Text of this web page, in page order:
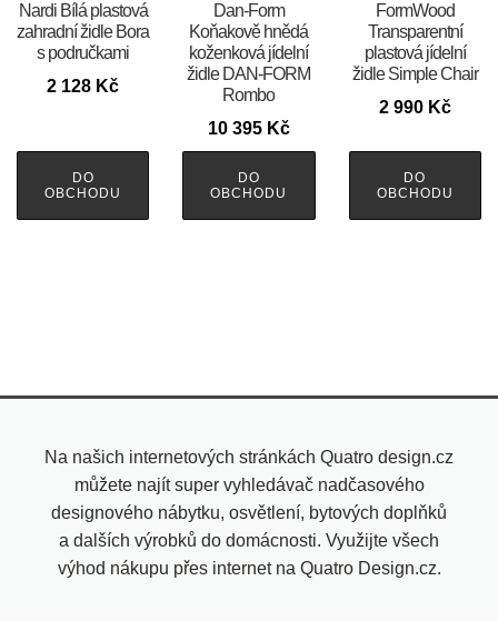
Nardi Bílá plastová
zahradní židle Bora
s područkami
2 128 Kč
DO
OBCHODU
​​​​​Dan-Form
Koňakově hnědá
koženková jídelní
židle DAN-FORM
Rombo
10 395 Kč
DO
OBCHODU
FormWood
Transparentní
plastová jídelní
židle Simple Chair
2 990 Kč
DO
OBCHODU
Na našich internetových stránkách Quatro design.cz
můžete najít super vyhledávač nadčasového
designového nábytku, osvětlení, bytových doplňků
a dalších výrobků do domácnosti. Využijte všech
výhod nákupu přes internet na Quatro Design.cz.